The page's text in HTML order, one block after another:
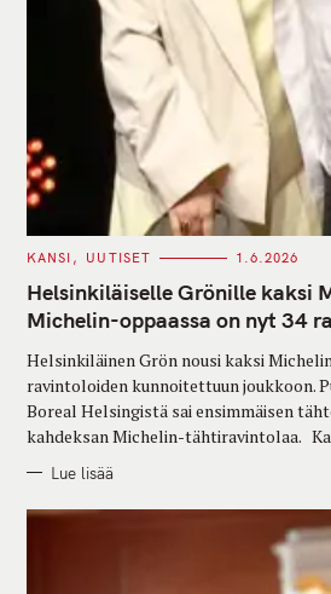
C
T
E
G
O
I
S
KANSI UUTISET 1.6.2026
Helsinkiläiselle Grönille kaksi
Michelin-oppaassa on nyt 34
Helsinkiläinen Grön nousi kaksi
ravintoloiden kunnoitettuun joukkoon.
Boreal Helsingistä sai ensimmäisen
kahdeksan Michelin-tähtiravintolaa.
Lue lisää